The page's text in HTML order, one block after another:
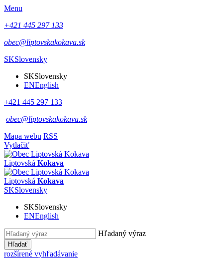
Menu
+421 445 297 133
obec@liptovskakokava.sk
SKSlovensky
SKSlovensky
ENEnglish
+421 445 297 133
obec@liptovskakokava.sk
Mapa webu RSS
Vytlačiť
Liptovská Kokava
Liptovská Kokava
SKSlovensky
SKSlovensky
ENEnglish
Hľadaný výraz
Hľadať
rozšírené vyhľadávanie